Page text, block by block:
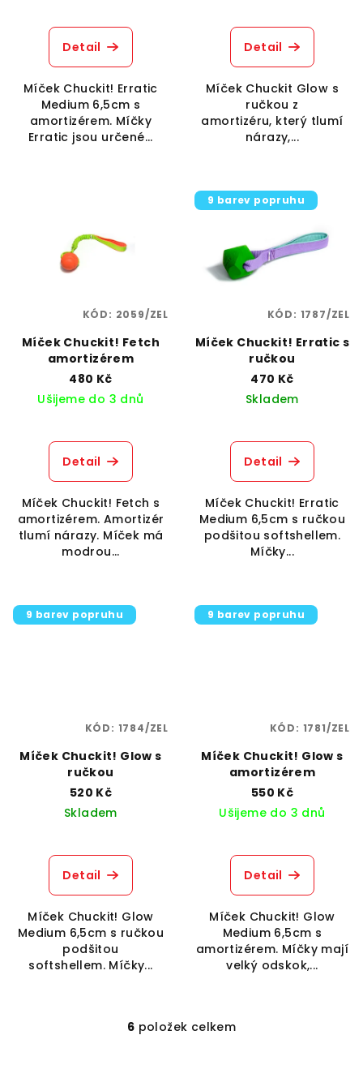
Detail
Míček Chuckit! Erratic
Medium 6,5cm s
amortizérem. Míčky
Erratic jsou určené...
Detail
Míček Chuckit Glow s
ručkou z
amortizéru, který tlumí
nárazy,...
Míček Chuckit! Fetch
amortizérem
480 Kč
Ušijeme do 3 dnů
Detail
Míček Chuckit! Fetch s
amortizérem. Amortizér
tlumí nárazy. Míček má
modrou...
KÓD: 2059/ZEL
9 barev popruhu
Míček Chuckit! Erratic s
ručkou
470 Kč
Skladem
Detail
Míček Chuckit! Erratic
Medium 6,5cm s ručkou
podšitou softshellem.
Míčky...
KÓD: 1787/ZEL
9 barev popruhu
Míček Chuckit! Glow s
ručkou
520 Kč
Skladem
Detail
Míček Chuckit! Glow
Medium 6,5cm s ručkou
podšitou
softshellem. Míčky...
KÓD: 1784/ZEL
9 barev popruhu
Míček Chuckit! Glow s
amortizérem
550 Kč
Ušijeme do 3 dnů
Detail
Míček Chuckit! Glow
Medium 6,5cm s
amortizérem. Míčky mají
velký odskok,...
KÓD: 1781/ZEL
O
6 položek celkem